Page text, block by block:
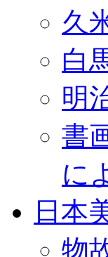
久
白
明
書
に
日本
物